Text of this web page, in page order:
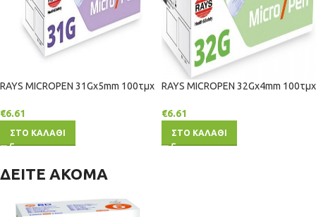
RAYS ΜΙCRΟΡΕΝ 31Gx5mm 100τμχ
€6.61
ΣΤΟ ΚΑΛΑΘΙ
RAYS ΜΙCRΟΡΕΝ 32Gx4mm 100τμχ
€6.61
ΣΤΟ ΚΑΛΑΘΙ
ΔΕΙΤΕ ΑΚΟΜΑ